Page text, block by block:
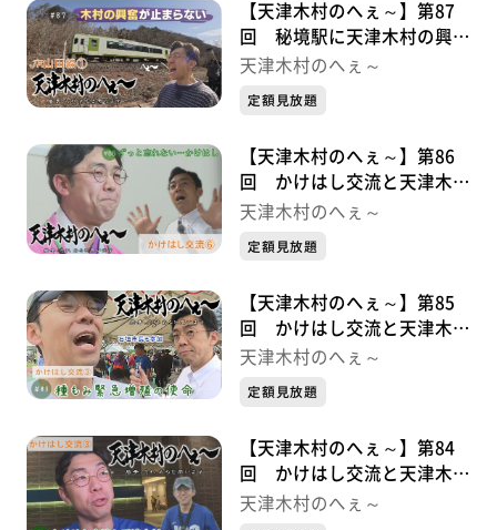
【天津木村のへぇ～】第87
回 秘境駅に天津木村の興奮
が止まらない ＪＲ山田線シ
天津木村のへぇ～
定額見放題
【天津木村のへぇ～】第86
回 かけはし交流と天津木村
かけはし交流シリーズ⑤最終
天津木村のへぇ～
定額見放題
【天津木村のへぇ～】第85
回 かけはし交流と天津木村
かけはし交流シリーズ④
天津木村のへぇ～
定額見放題
【天津木村のへぇ～】第84
回 かけはし交流と天津木村
かけはし交流シリーズ③
天津木村のへぇ～